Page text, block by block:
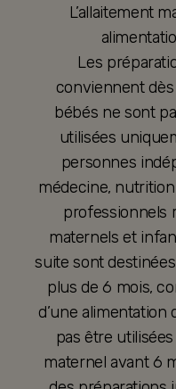
L’allaitement
Les
conviennent
bébés ne sont
utilisées
personnes
médecine,
professionnels
maternels et
suite sont
plus de 6 mois,
d’une alimentation
pas être
maternel avant 6